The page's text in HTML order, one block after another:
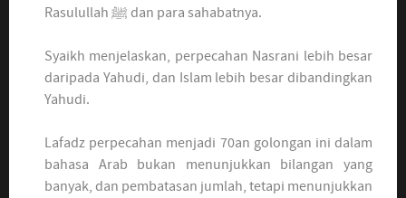
Rasulullah ﷺ dan para sahabatnya.
Syaikh menjelaskan, perpecahan Nasrani lebih besar
daripada Yahudi, dan Islam lebih besar dibandingkan
Yahudi.
Lafadz perpecahan menjadi 70an golongan ini dalam
bahasa Arab bukan menunjukkan bilangan yang
banyak, dan pembatasan jumlah, tetapi menunjukkan